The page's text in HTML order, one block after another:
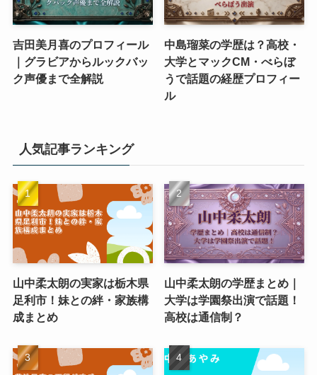
吉田美月喜のプロフィール
｜グラビアからルックバッ
ク声優まで全解説
中島瑠菜の学歴は？高校・
大学とマックCM・べらぼ
うで話題の経歴プロフィー
ル
人気記事ランキング
山中柔太朗の実家は栃木県
足利市！妹との絆・家族構
成まとめ
山中柔太朗の学歴まとめ｜
大学は学園祭出演で話題！
高校は通信制？